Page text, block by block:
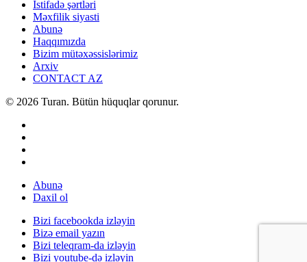
İstifadə şərtləri
Məxfilik siyasti
Abunə
Haqqımızda
Bizim mütəxəssislərimiz
Arxiv
CONTACT AZ
© 2026 Turan. Bütün hüquqlar qorunur.
Abunə
Daxil ol
Bizi facebookda izləyin
Bizə email yazın
Bizi teleqram-da izləyin
Bizi youtube-də izləyin